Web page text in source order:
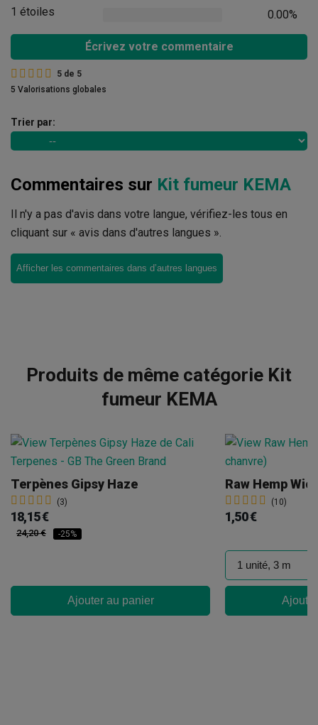
1 étoiles
0.00%
Écrivez votre commentaire
5 de 5
5 Valorisations globales
Trier par:
Commentaires sur Kit fumeur KEMA
Il n'y a pas d'avis dans votre langue, vérifiez-les tous en
cliquant sur « avis dans d'autres langues ».
Afficher les commentaires dans d’autres langues
Produits de même catégorie Kit
fumeur KEMA
Terpènes Gipsy Haze
(3)
18,15 €
24,20 € -25%
Ajouter au panier
(10)
1,50 €